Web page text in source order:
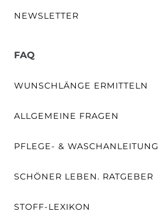
NEWSLETTER
FAQ
WUNSCHLÄNGE ERMITTELN
ALLGEMEINE FRAGEN
PFLEGE- & WASCHANLEITUNG
SCHÖNER LEBEN. RATGEBER
STOFF-LEXIKON